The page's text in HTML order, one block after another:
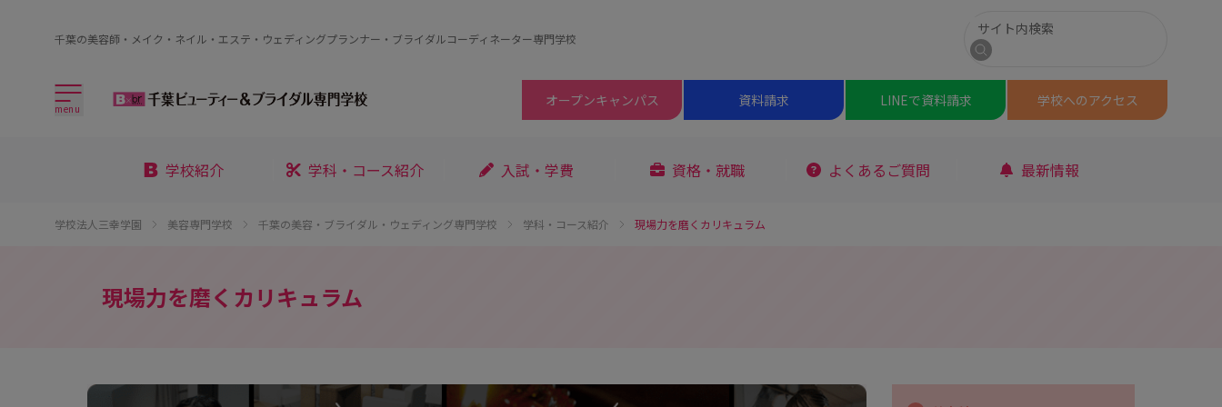
千葉の美容師・メイク・ネイル・エステ・ウェディングプランナー・ブライダルコーディネーター専門学校
サイト内検索
検索
menu オープンキャンパス 資料請求 LINEで資料請求 学校へのアクセス
学校紹介 学科・コース紹介 入試・学費 資格・就職 よくあるご質問 最新情報
学校法人三幸学園 美容専門学校 千葉の美容・ブライダル・ウェディング専門学校 学科・コース紹介 現場力を磨くカリキュラム
現場力を磨くカリキュラム